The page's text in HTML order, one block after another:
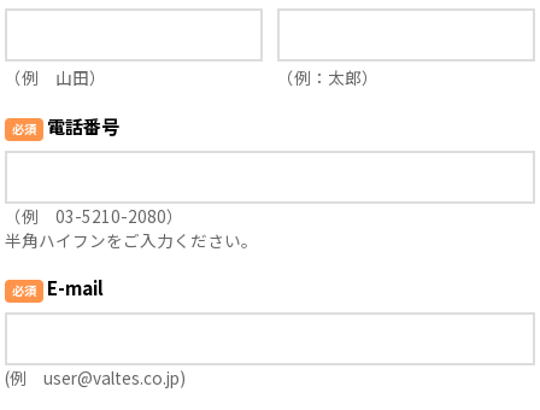
（例 山田） （例：太郎）
電話番号
（例 03-5210-2080）
半角ハイフンをご入力ください。
E-mail
(例 user@valtes.co.jp)